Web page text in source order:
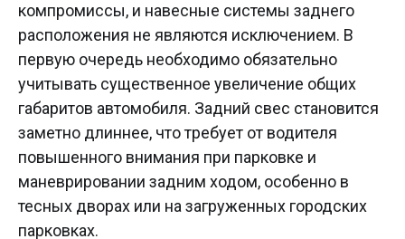
компромиссы, и навесные системы заднего
расположения не являются исключением. В
первую очередь необходимо обязательно
учитывать существенное увеличение общих
габаритов автомобиля. Задний свес становится
заметно длиннее, что требует от водителя
повышенного внимания при парковке и
маневрировании задним ходом, особенно в
тесных дворах или на загруженных городских
парковках.